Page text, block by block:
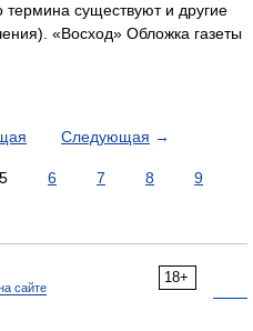
термина существуют и другие
«Восход» Обложка газеты
Следующая →
5 6 7 8
9
18+
сайте